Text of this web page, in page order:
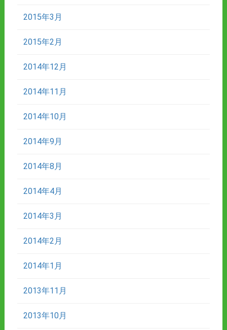
2015年3月
2015年2月
2014年12月
2014年11月
2014年10月
2014年9月
2014年8月
2014年4月
2014年3月
2014年2月
2014年1月
2013年11月
2013年10月